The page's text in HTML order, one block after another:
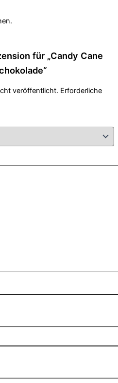
für „Candy Cane
veröffentlicht. Erforderliche